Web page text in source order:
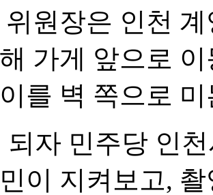
위원장은 인천
가게 앞으로
를 벽 쪽으로
되자 민주당 인
이 지켜보고,